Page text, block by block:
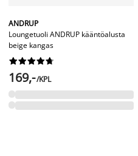
ANDRUP
Loungetuoli ANDRUP kääntöalusta
beige kangas






169,-/KPL